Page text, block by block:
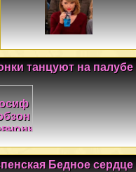
танцуют на палубе
Бедное сердце